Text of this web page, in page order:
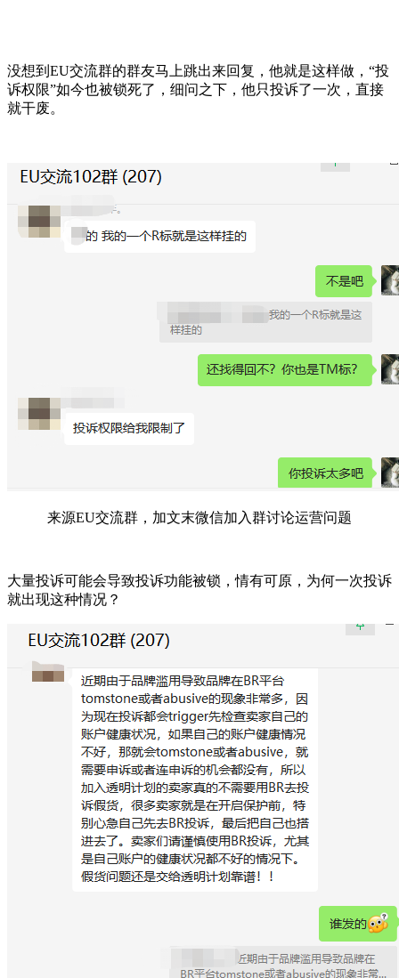
没想到EU交流群的群友马上跳出来回复，他就是这样做，“投
诉权限”如今也被锁死了，细问之下，他只投诉了一次，直接
就干废。
来源EU交流群，加文末微信加入群讨论运营问题
大量投诉可能会导致投诉功能被锁，情有可原，为何一次投诉
就出现这种情况？